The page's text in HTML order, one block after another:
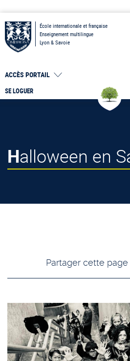
École internationale et française
Enseignement multilingue
Lyon & Savoie
SE LOGUER
ACCÈS PORTAIL
Halloween en
Partager cette page